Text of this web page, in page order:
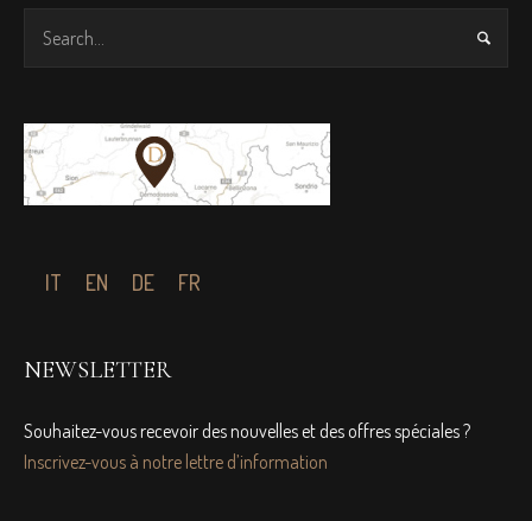
IT EN DE FR
NEWSLETTER
Souhaitez-vous recevoir des nouvelles et des offres spéciales ?
Inscrivez-vous à notre lettre d’information